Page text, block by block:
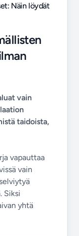
Näin löydät
vain
taidoista,
vapauttaa
vain
Siksi
yhtä